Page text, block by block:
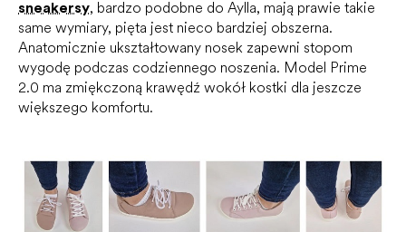
sneakersy, bardzo podobne do Aylla, mają prawie takie
same wymiary, pięta jest nieco bardziej obszerna.
Anatomicznie ukształtowany nosek zapewni stopom
wygodę podczas codziennego noszenia. Model Prime
2.0 ma zmiękczoną krawędź wokół kostki dla jeszcze
większego komfortu.